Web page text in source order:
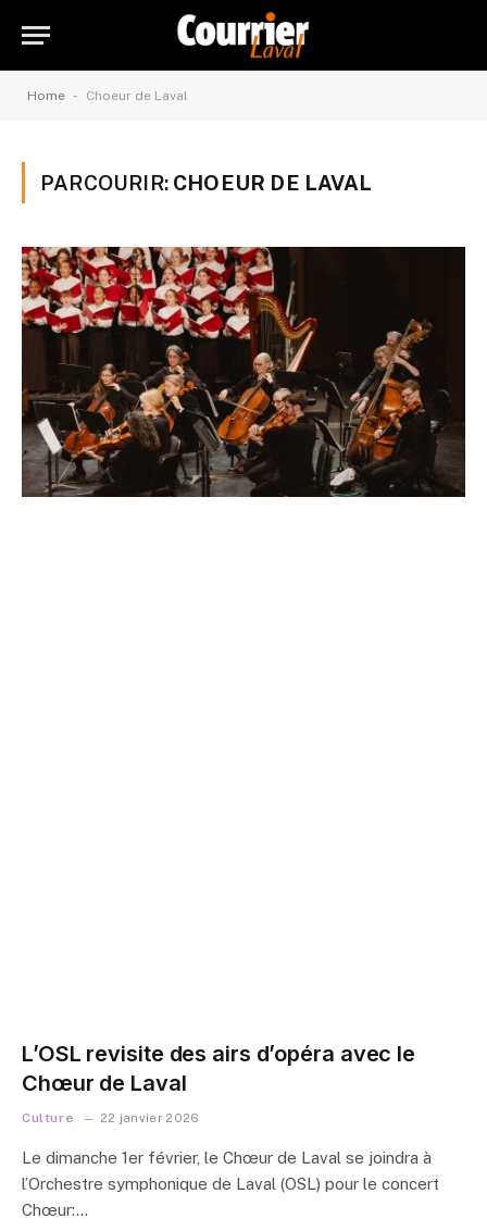
Home - Choeur de Laval
PARCOURIR: CHOEUR DE LAVAL
L’OSL revisite des airs d’opéra avec le
Chœur de Laval
Culture 22 janvier 2026
Le dimanche 1er février, le Chœur de Laval se joindra à
l’Orchestre symphonique de Laval (OSL) pour le concert
Chœur:…